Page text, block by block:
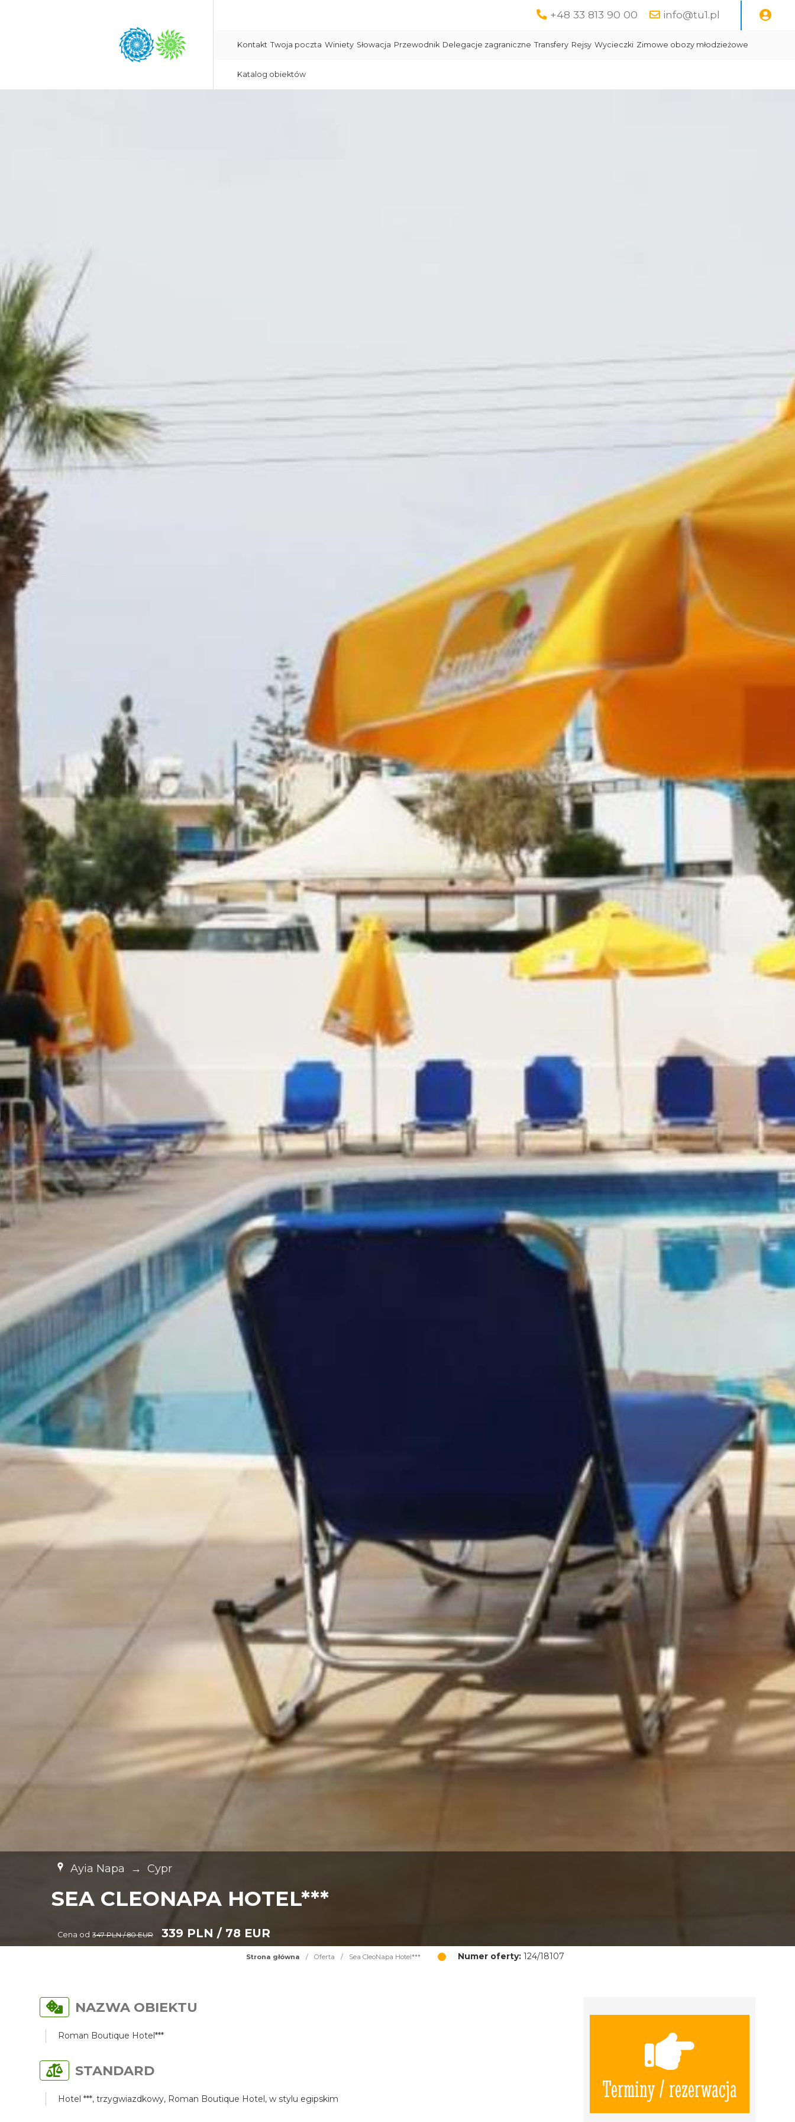
+48 33 813 90 00 info@tu1.pl
Kontakt Twoja poczta Winiety Słowacja Przewodnik Delegacje zagraniczne Transfery Rejsy Wycieczki Zimowe obozy młodzieżowe
Katalog obiektów
Ayia Napa → Cypr
SEA CLEONAPA HOTEL***
Cena od 347 PLN / 80 EUR 339 PLN / 78 EUR
Strona główna / Oferta / Sea CleoNapa Hotel*** Numer oferty:124/18107
Terminy / rezerwacja
NAZWA OBIEKTU
Roman Boutique Hotel***
STANDARD
Hotel ***, trzygwiazdkowy, Roman Boutique Hotel, w stylu egipskim